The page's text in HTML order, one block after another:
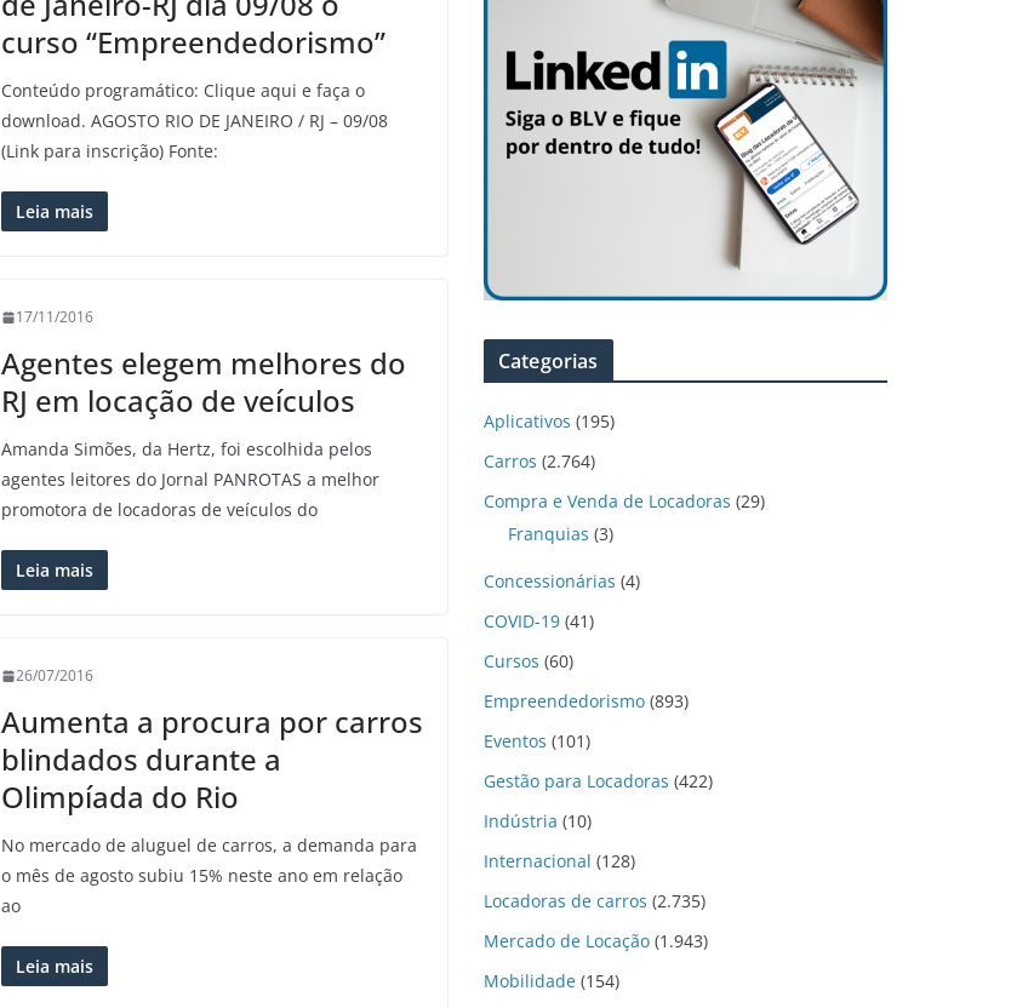
curso “Empreendedorismo”
Conteúdo programático: Clique aqui e faça o
download. AGOSTO RIO DE JANEIRO / RJ – 09/08
(Link para inscrição) Fonte:
Leia mais
17/11/2016
Agentes elegem melhores do
RJ em locação de veículos
Amanda Simões, da Hertz, foi escolhida pelos
agentes leitores do Jornal PANROTAS a melhor
promotora de locadoras de veículos do
Leia mais
26/07/2016
Aumenta a procura por carros
blindados durante a
Olimpíada do Rio
No mercado de aluguel de carros, a demanda para
o mês de agosto subiu 15% neste ano em relação
ao
Leia mais
Categorias
Aplicativos (195)
Carros (2.764)
Compra e Venda de Locadoras (29)
Franquias (3)
Concessionárias (4)
COVID-19 (41)
Cursos (60)
Empreendedorismo (893)
Eventos (101)
Gestão para Locadoras (422)
Indústria (10)
Internacional (128)
Locadoras de carros (2.735)
Mercado de Locação (1.943)
Mobilidade (154)